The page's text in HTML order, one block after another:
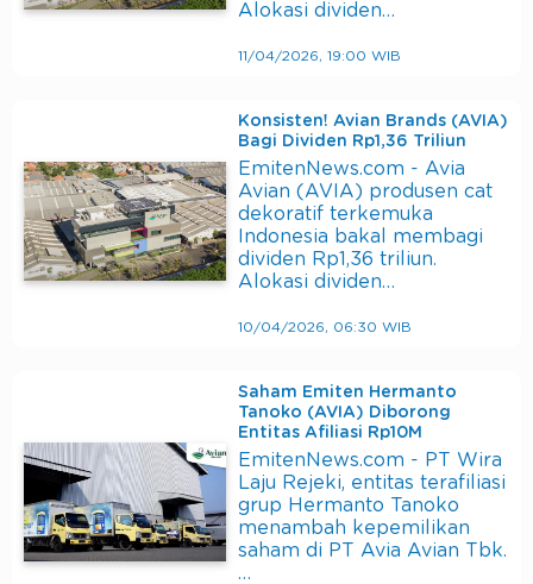
Alokasi dividen…
11/04/2026, 19:00 WIB
Konsisten! Avian Brands (AVIA)
Bagi Dividen Rp1,36 Triliun
EmitenNews.com - Avia
Avian (AVIA) produsen cat
dekoratif terkemuka
Indonesia bakal membagi
dividen Rp1,36 triliun.
Alokasi dividen…
10/04/2026, 06:30 WIB
Saham Emiten Hermanto
Tanoko (AVIA) Diborong
Entitas Afiliasi Rp10M
EmitenNews.com - PT Wira
Laju Rejeki, entitas terafiliasi
grup Hermanto Tanoko
menambah kepemilikan
saham di PT Avia Avian Tbk.
…